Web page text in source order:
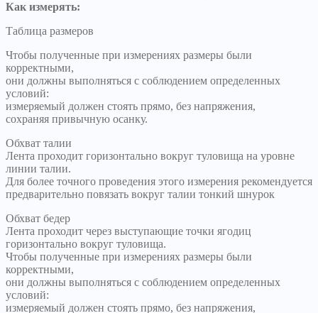
Как измерять:
Таблица размеров
Чтобы полученные при измерениях размеры были
корректными,
они должны выполняться с соблюдением определенных
условий:
измеряемый должен стоять прямо, без напряжения,
сохраняя привычную осанку.
Обхват талии
Лента проходит горизонтально вокруг туловища на уровне
линии талии.
Для более точного проведения этого измерения рекомендуется
предварительно повязать вокруг талии тонкий шнурок
Обхват бедер
Лента проходит через выступающие точки ягодиц
горизонтально вокруг туловища.
Чтобы полученные при измерениях размеры были
корректными,
они должны выполняться с соблюдением определенных
условий:
измеряемый должен стоять прямо, без напряжения,